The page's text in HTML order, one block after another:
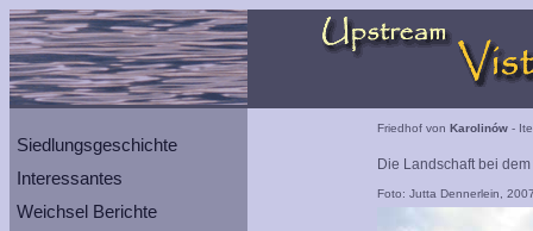
Siedlungsgeschichte
Interessantes
Weichsel Berichte
Friedhof von Karolinów -
Die Landschaft bei
Foto: Jutta Dennerlein,